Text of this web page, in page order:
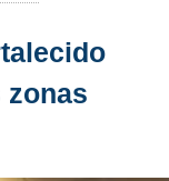
zonas